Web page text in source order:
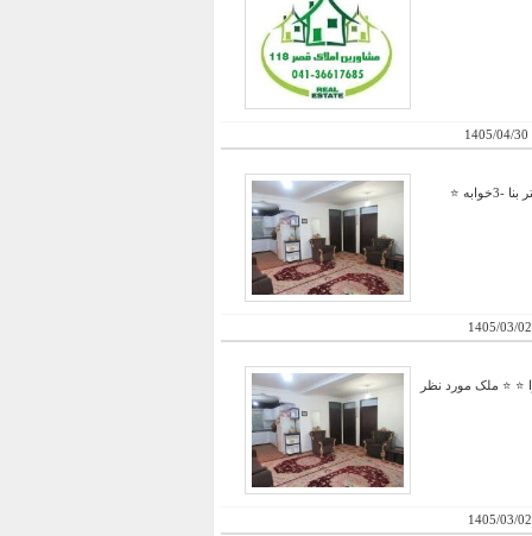
1405/04/30
⭐ چشم انداز عالی و بی نظیر در جایی بلند و خوش آب و هوا ⭐ ⭐ ملک مورد نظر 300متر زمین با 18 متر بر⭐ ⭐ 80متر بنا -3خوابه ⭐
1405/03/02
⭐ ⭐ ملک مورد نظر
1405/03/02